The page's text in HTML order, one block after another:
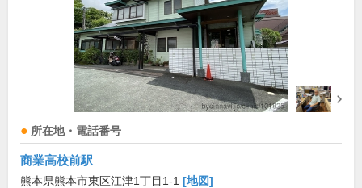
所在地・電話番号
商業高校前駅
熊本県熊本市東区江津1丁目1-1 [地図]